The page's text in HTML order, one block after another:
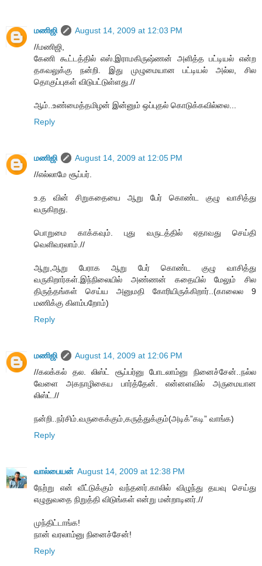
மணிஜி
August 14, 2009 at 12:03 PM
//மணிஜி,
கேணி கூட்டத்தில் எஸ்.இராமகிருஷ்ணன் அளித்த பட்டியல் என்ற
தகவலுக்கு நன்றி. இது முழுமையான பட்டியல் அல்ல, சில
தொகுப்புகள் விடுபட்டுள்ளது.//
ஆம்..உண்மைத்தமிழன் இன்னும் ஒப்புதல் கொடுக்கவில்லை...
Reply
மணிஜி
August 14, 2009 at 12:05 PM
//எல்லாமே சூப்பர்.
உ.த வின் சிறுகதையை ஆறு பேர் கொண்ட குழு வாசித்து
வருகிறது.
பொறுமை காக்கவும். புது வருடத்தில் ஏதாவது செய்தி
வெளிவரலாம்.//
ஆறு,ஆறு பேராக ஆறு பேர் கொண்ட குழு வாசித்து
வருகிறார்கள்.இந்நிலையில் அண்ணன் கதையில் மேலும் சில
திருத்தங்கள் செய்ய அனுமதி கோரியிருக்கிறார்..(காலைல 9
மணிக்கு கிளம்பறோம்)
Reply
மணிஜி
August 14, 2009 at 12:06 PM
//கலக்கல் தல. லிஸ்ட் சூப்பர்னு போடலாம்னு நினைச்சேன்..நல்ல
வேளை அகநாழிகைய பார்த்தேன். என்னளவில் அருமையான
லிஸ்ட்.//
நன்றி..நர்சிம்.வருகைக்கும்,கருத்துக்கும்(அடிக்”கடி” வாங்க)
Reply
வால்பையன் August 14, 2009 at 12:38 PM
நேற்று என் வீட்டுக்கும் வந்தனர்.காலில் விழுந்து தயவு செய்து
எழுதுவதை நிறுத்தி விடுங்கள் என்று மன்றாடினர்.//
முந்திட்டாங்க!
நான் வரலாம்னு நினைச்சேன்!
Reply